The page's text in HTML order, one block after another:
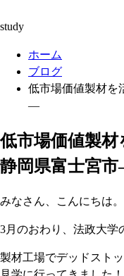
study
ホーム
ブログ
低市場価値製材
―
低市場価値製
静岡県富士宮
みなさん、こんにちは
3月のおわり、法政大学
製材工場でデッドスト